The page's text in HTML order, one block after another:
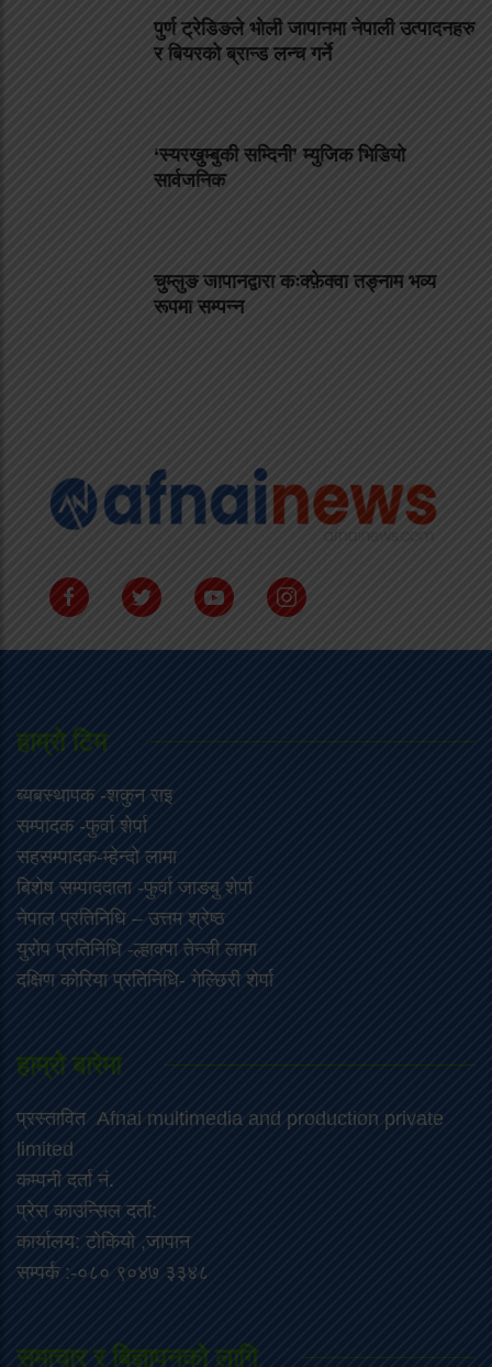
पुर्ण ट्रेडिङले भोली जापानमा नेपाली उत्पादनहरु
र बियरको ब्रान्ड लन्च गर्ने
‘स्यरखुम्बुकी सम्दिनी’ म्युजिक भिडियो
सार्वजनिक
चुम्लुङ जापानद्वारा कःक्फ़ेक्वा तङ्नाम भव्य
रूपमा सम्पन्न
हाम्राे टिम
ब्यबस्थापक -शकुन राइ
सम्पादक -फुर्वा शेर्पा
सहसम्पादक-म्हेन्दो लामा
‍बिशेष सम्पाददाता -फुर्वा जा‌ङबु शेर्पा
नेपाल प्रतिनिधि – उत्तम श्रेष्ठ
युरोप प्रतिनिधि -ल्हाक्पा तेन्जी लामा
दक्षिण कोरिया प्रतिनिधि- गेल्छिरी शेर्पा
हाम्रो बारेमा
प्रस्तावित Afnai multimedia and production private
limited
कम्पनी दर्ता नं.
प्रेस काउन्सिल दर्ता:
कार्यालय: टोकियो ,जापान
सम्पर्क :-०८० ९०४७ ३३४८
समाचार र बिज्ञापनको लागि